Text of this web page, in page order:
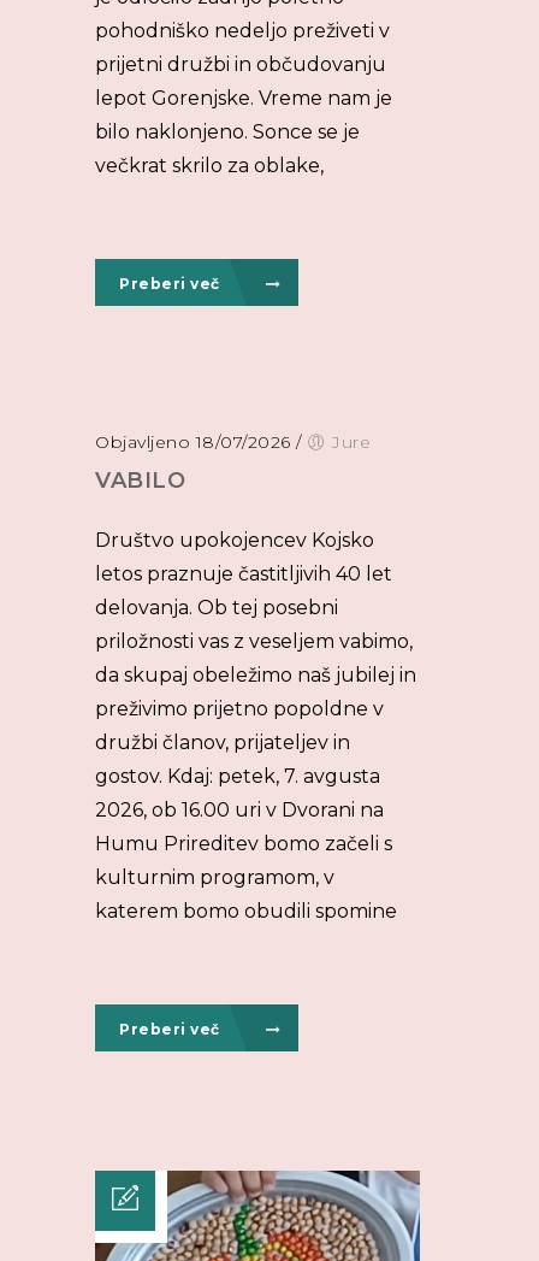
pohodniško nedeljo preživeti v
prijetni družbi in občudovanju
lepot Gorenjske. Vreme nam je
bilo naklonjeno. Sonce se je
večkrat skrilo za oblake,
Preberi več
Objavljeno 18/07/2026 / Jure
VABILO
Društvo upokojencev Kojsko
letos praznuje častitljivih 40 let
delovanja. Ob tej posebni
priložnosti vas z veseljem vabimo,
da skupaj obeležimo naš jubilej in
preživimo prijetno popoldne v
družbi članov, prijateljev in
gostov. Kdaj: petek, 7. avgusta
2026, ob 16.00 uri v Dvorani na
Humu Prireditev bomo začeli s
kulturnim programom, v
katerem bomo obudili spomine
Preberi več